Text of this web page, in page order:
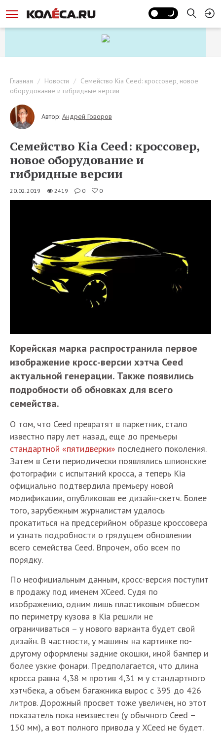
Главная Новости
Семейство Kia Ceed: кроссовер, новое
оборудование и гибридные версии
Автор: Андрей Говоров
Семейство Kia Ceed: кроссовер,
новое оборудование и
гибридные версии
20.02.2019 2419 0 0
Корейская марка распространила первое
изображение кросс-версии хэтча Ceed
актуальной генерации. Также появились
подробности об обновках для всего
семейства.
О том, что Ceed превратят в паркетник, стало
известно пару лет назад, еще до премьеры
стандартной «пятидверки» последнего поколения.
Затем в Сети периодически появлялись шпионские
фотографии с испытаний кросса, а теперь Kia
официально подтвердила премьеру новой
модификации, опубликовав ее дизайн-скетч. Более
того, зарубежным журналистам удалось
прокатиться на предсерийном образце кроссовера
и узнать подробности о грядущем обновлении
всего семейства Ceed. Впрочем, обо всем по
порядку.
По неофициальным данным, кросс-версия поступит
в продажу под именем XCeed. Судя по
изображению, одним лишь пластиковым обвесом
по периметру кузова в Kia решили не
ограничиваться – у нового варианта будет свой
дизайн. В частности, у машины на картинке по-
другому оформлены задние окошки, иной бампер и
более узкие фонари. Предполагается, что длина
кросса равна 4,38 м против 4,31 м у стандартного
хэтчбека, а объем багажника вырос с 395 до 426
литров. Дорожный просвет тоже увеличен, но этот
показатель пока неизвестен (у обычного Ceed –
150 мм), а вот полного привода у XCeed не будет.